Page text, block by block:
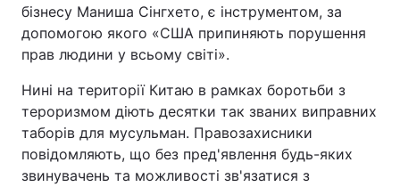
бізнесу Маниша Сінгхето, є інструментом, за
допомогою якого «США припиняють порушення
прав людини у всьому світі».
Нині на території Китаю в рамках боротьби з
тероризмом діють десятки так званих виправних
таборів для мусульман. Правозахисники
повідомляють, що без пред'явлення будь-яких
звинувачень та можливості зв'язатися з